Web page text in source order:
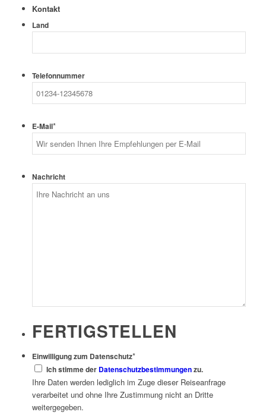
Kontakt
Land
Telefonnummer
E-Mail*
Nachricht
FERTIGSTELLEN
Einwilligung zum Datenschutz*
Ich stimme der Datenschutzbestimmungenzu.
Ihre Daten werden lediglich im Zuge dieser Reiseanfrage
verarbeitet und ohne Ihre Zustimmung nicht an Dritte
weitergegeben.